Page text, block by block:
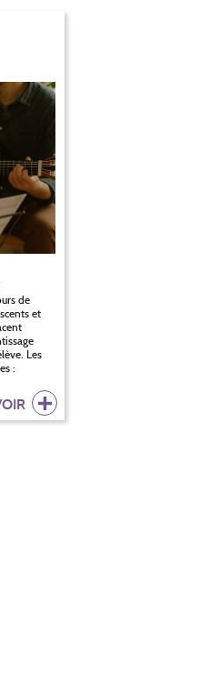
de
et
Les
: